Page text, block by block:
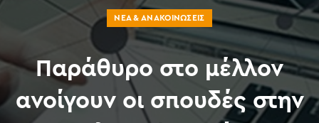
ΝΈΑ & ΑΝΑΚΟΙΝΏΣΕΙΣ
Παράθυρο στο μέλλον
ανοίγουν οι σπουδές στην